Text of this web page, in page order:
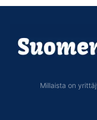
Millaista on